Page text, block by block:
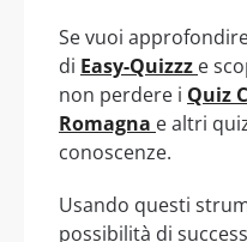
Se vuoi
di Easy-Quizzz e
non perdere i Quiz
Romagna e altri
conoscenze.
Usando questi
possibilità di